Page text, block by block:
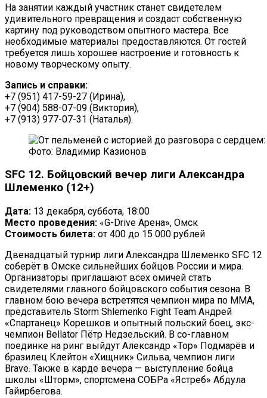
На занятии каждый участник станет свидетелем
удивительного превращения и создаст собственную
картину под руководством опытного мастера. Все
необходимые материалы предоставляются. От гостей
требуется лишь хорошее настроение и готовность к
новому творческому опыту.
Запись и справки:
+7 (951) 417-59-27 (Ирина),
+7 (904) 588-07-09 (Виктория),
+7 (913) 977-07-31 (Наталья).
Фото: Владимир Казионов
SFC 12. Бойцовский вечер лиги Александра
Шлеменко (12+)
Дата: 13 декабря, суббота, 18:00
Место проведения: «G-Drive Арена», Омск
Стоимость билета: от 400 до 15 000 рублей
Двенадцатый турнир лиги Александра Шлеменко SFC 12
соберёт в Омске сильнейших бойцов России и мира.
Организаторы приглашают всех омичей стать
свидетелями главного бойцовского события сезона. В
главном бою вечера встретятся чемпион мира по ММА,
представитель Storm Shlemenko Fight Team Андрей
«Спартанец» Корешков и опытный польский боец, экс-
чемпион Bellator Пётр Недзельский. В со-главном
поединке на ринг выйдут Александр «Тор» Подмарёв и
бразилец Клейтон «Хищник» Сильва, чемпион лиги
Brave. Также в карде вечера — выступление бойца
школы «Шторм», спортсмена СОБРа «Ястреб» Абдула
Гайирбегова.